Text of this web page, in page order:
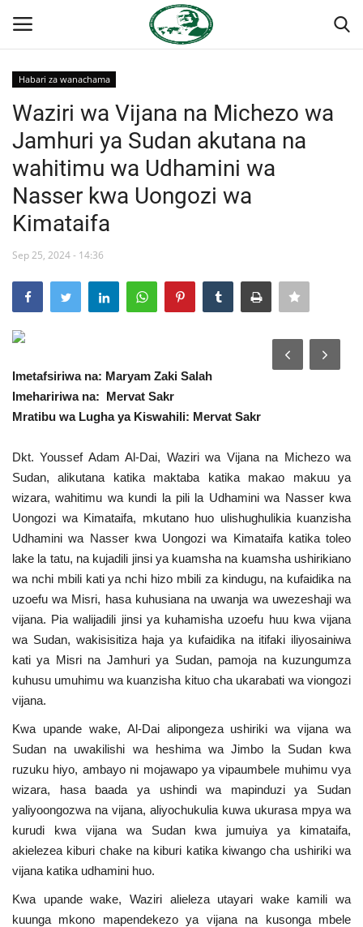
Nyumba
Onyesho la Majaribio
Jukwaa la Nasser la Kimataifa
Misri
Urithi wa Nasser
Habari
Kanuni na Masharti ya Udhamini wa
Nasser
Udhamini wa Nasser
Nyaraka na Marejeleo
Waanzilishi
Raia wa ulimwengu mzima
Nyaraka
Nafasi
Washiriki
Video
Maonyesho
Habari za wanachama
Waziri wa Vijana na Michezo wa
Jamhuri ya Sudan akutana na
wahitimu wa Udhamini wa
Nasser kwa Uongozi wa
Kimataifa
Sep 25, 2024 - 14:36
Imetafsiriwa na: Maryam Zaki Salah
Imehaririwa na: Mervat Sakr
Mratibu wa Lugha ya Kiswahili: Mervat Sakr
Dkt. Youssef Adam Al-Dai, Waziri wa Vijana na Michezo wa
Sudan, alikutana katika maktaba katika makao makuu ya
wizara, wahitimu wa kundi la pili la Udhamini wa Nasser kwa
Uongozi wa Kimataifa, mkutano huo ulishughulikia kuanzisha
Udhamini wa Nasser kwa Uongozi wa Kimataifa katika toleo
lake la tatu, na kujadili jinsi ya kuamsha na kuamsha ushirikiano
wa nchi mbili kati ya nchi hizo mbili za kindugu, na kufaidika na
uzoefu wa Misri, hasa kuhusiana na uwanja wa uwezeshaji wa
vijana. Pia walijadili jinsi ya kuhamisha uzoefu huu kwa vijana
wa Sudan, wakisisitiza haja ya kufaidika na itifaki iliyosainiwa
kati ya Misri na Jamhuri ya Sudan, pamoja na kuzungumza
kuhusu umuhimu wa kuanzisha kituo cha ukarabati wa viongozi
vijana.
Kwa upande wake, Al-Dai alipongeza ushiriki wa vijana wa
Sudan na uwakilishi wa heshima wa Jimbo la Sudan kwa
ruzuku hiyo, ambayo ni mojawapo ya vipaumbele muhimu vya
wizara, hasa baada ya ushindi wa mapinduzi ya Sudan
yaliyoongozwa na vijana, aliyochukulia kuwa ukurasa mpya wa
kurudi kwa vijana wa Sudan kwa jumuiya ya kimataifa,
akielezea kiburi chake na kiburi katika kiwango cha ushiriki wa
vijana katika udhamini huo.
Kwa upande wake, Waziri alieleza utayari wake kamili wa
kuunga mkono mapendekezo ya vijana na kusonga mbele